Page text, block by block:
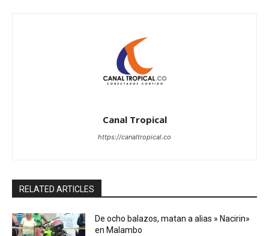
Canal Tropical
https://canaltropical.co
RELATED ARTICLES
De ocho balazos, matan a alias » Nacirin»
en Malambo